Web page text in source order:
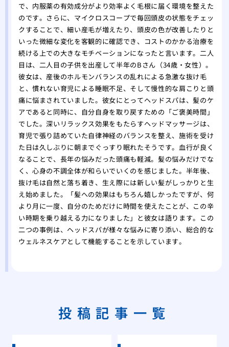
夏
する
有
る
大阪
リ
版
専
で、内服薬の有効成分がより効率よく毛根に届く環境を整えた
のです。さらに、マイクロスコープで毎回頭皮の状態をチェッ
クすることで、細い産毛が増えたり、頭皮の色が改善したりと
いった微細な変化を客観的に確認でき、コストのかかる治療を
続ける上での大きなモチベーションになったと言います。二人
目は、二人目の子供を出産して半年のBさん（34歳・女性）。
彼女は、産後のホルモンバランスの乱れによる急激な抜け毛
と、慣れない育児による睡眠不足、そして慢性的な肩こりと頭
痛に悩まされていました。彼女にとってヘッドスパは、髪のケ
アであると同時に、自分自身を取り戻すための「ご褒美時間」
でした。深いリラックス効果をもたらすヘッドマッサージは、
育児で張り詰めていた自律神経のバランスを整え、施術を受け
た日は久しぶりに朝までぐっすり眠れたそうです。血行が良く
なることで、長年の悩みだった頭痛も軽減。髪の悩みだけでな
く、心身の不調全体が和らいでいくのを感じました。半年後、
抜け毛は自然と落ち着き、生え際には新しい髪がしっかりと生
え始めました。「髪への効果はもちろん嬉しかったですが、何
より月に一度、自分のためだけに時間を使えたことが、この辛
い時期を乗り越える力になりました」と彼女は語ります。この
二つの事例は、ヘッドスパが様々な悩みに寄り添い、総合的な
ウェルネスケアとして機能することを示しています。
投稿記事一覧